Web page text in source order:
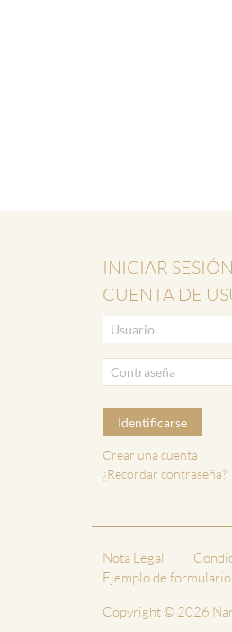
INICIAR
CUENTA DE
Identificarse
Crear una cuenta
¿Recordar contraseña?
Nota Legal
Ejemplo de
Copyright © 2026